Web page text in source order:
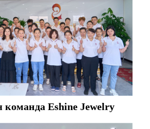
команда Eshine Jewelry